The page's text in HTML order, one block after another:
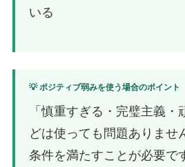
いる
💡 ポジティブ弱みを使う場合のポイント
「慎重すぎる・完璧主義・
どは使っても問題ありませ
条件を満たすことが必要で